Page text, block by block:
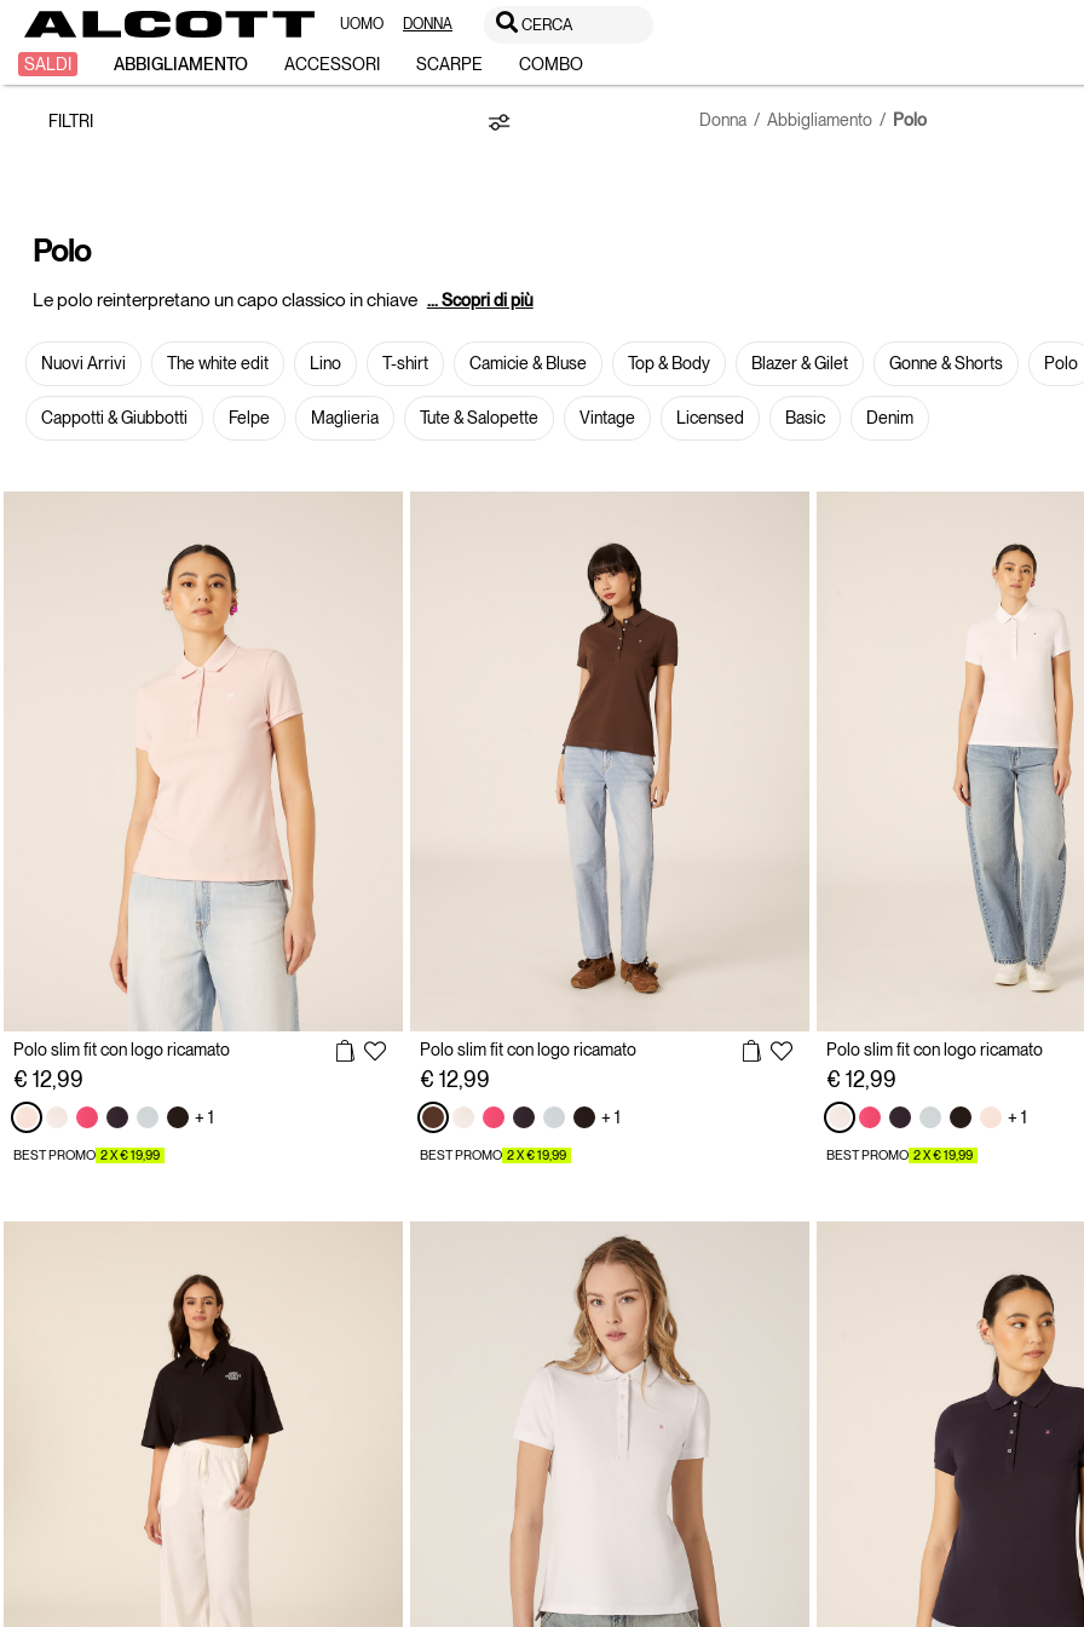
UOMO DONNA CERCA
SALDI ABBIGLIAMENTO ACCESSORI SCARPE COMBO
Polo
FILTRI Donna Abbigliamento Polo
Polo
Le polo reinterpretano un capo classico in chiave ... Scopri di più
Nuovi Arrivi The white edit Lino T-shirt Camicie & Bluse Top & Body Blazer & Gilet Gonne & Shorts Polo
Cappotti & Giubbotti Felpe Maglieria Tute & Salopette Vintage Licensed Basic Denim
Polo slim fit con logo ricamato
€ 12,99
+ 1
BEST PROMO 2 X € 19,99
Polo slim fit con logo ricamato
€ 12,99
+ 1
BEST PROMO 2 X € 19,99
Polo slim fit con logo ricamato
€ 12,99
+ 1
BEST PROMO 2 X € 19,99